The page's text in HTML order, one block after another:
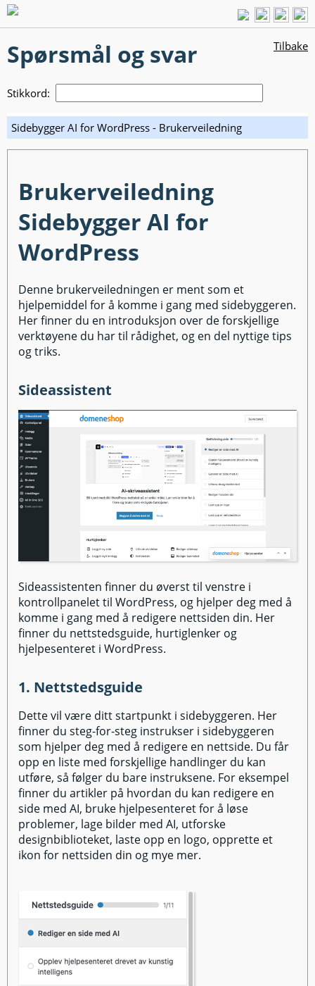
Spørsmål og svar Tilbake
Stikkord:
Sidebygger AI for WordPress - Brukerveiledning
Brukerveiledning
Sidebygger AI for
WordPress
Denne brukerveiledningen er ment som et
hjelpemiddel for å komme i gang med sidebyggeren.
Her finner du en introduksjon over de forskjellige
verktøyene du har til rådighet, og en del nyttige tips
og triks.
Sideassistent
Sideassistenten finner du øverst til venstre i
kontrollpanelet til WordPress, og hjelper deg med å
komme i gang med å redigere nettsiden din. Her
finner du nettstedsguide, hurtiglenker og
hjelpesenteret i WordPress.
1. Nettstedsguide
Dette vil være ditt startpunkt i sidebyggeren. Her
finner du steg-for-steg instrukser i sidebyggeren
som hjelper deg med å redigere en nettside. Du får
opp en liste med forskjellige handlinger du kan
utføre, så følger du bare instruksene. For eksempel
finner du artikler på hvordan du kan redigere en
side med AI, bruke hjelpesenteret for å løse
problemer, lage bilder med AI, utforske
designbiblioteket, laste opp en logo, opprette et
ikon for nettsiden din og mye mer.